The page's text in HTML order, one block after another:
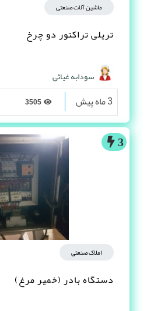
ماشین آلات صنعتی
تریلی تراکتور دو چرخ
سودابه غیاثی
3 ماه پیش
3
املاک صنعتی
دستگاه بادر (خمیر مرغ)